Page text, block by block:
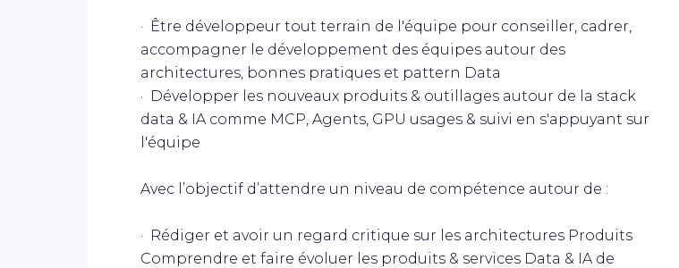
· Être développeur tout terrain de l'équipe pour conseiller, cadrer,
accompagner le développement des équipes autour des
architectures, bonnes pratiques et pattern Data
· Développer les nouveaux produits & outillages autour de la stack
data & IA comme MCP, Agents, GPU usages & suivi en s'appuyant sur
l'équipe
Avec l’objectif d’attendre un niveau de compétence autour de :
· Rédiger et avoir un regard critique sur les architectures Produits
Comprendre et faire évoluer les produits & services Data & IA de